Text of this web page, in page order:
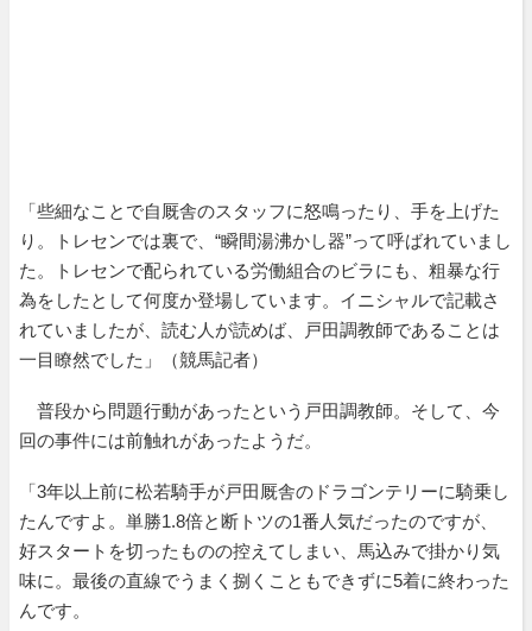
「些細なことで自厩舎のスタッフに怒鳴ったり、手を上げた
り。トレセンでは裏で、“瞬間湯沸かし器”って呼ばれていまし
た。トレセンで配られている労働組合のビラにも、粗暴な行
為をしたとして何度か登場しています。イニシャルで記載さ
れていましたが、読む人が読めば、戸田調教師であることは
一目瞭然でした」（競馬記者）
普段から問題行動があったという戸田調教師。そして、今
回の事件には前触れがあったようだ。
「3年以上前に松若騎手が戸田厩舎のドラゴンテリーに騎乗し
たんですよ。単勝1.8倍と断トツの1番人気だったのですが、
好スタートを切ったものの控えてしまい、馬込みで掛かり気
味に。最後の直線でうまく捌くこともできずに5着に終わった
んです。